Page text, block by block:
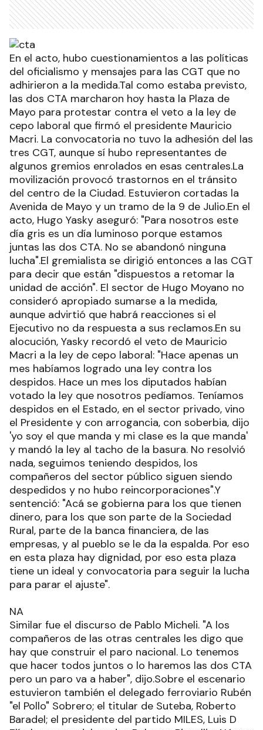
En el acto, hubo cuestionamientos a las políticas
del oficialismo y mensajes para las CGT que no
adhirieron a la medida.Tal como estaba previsto,
las dos CTA marcharon hoy hasta la Plaza de
Mayo para protestar contra el veto a la ley de
cepo laboral que firmó el presidente Mauricio
Macri. La convocatoria no tuvo la adhesión del las
tres CGT, aunque sí hubo representantes de
algunos gremios enrolados en esas centrales.La
movilización provocó trastornos en el tránsito
del centro de la Ciudad. Estuvieron cortadas la
Avenida de Mayo y un tramo de la 9 de Julio.En el
acto, Hugo Yasky aseguró: "Para nosotros este
día gris es un día luminoso porque estamos
juntas las dos CTA. No se abandonó ninguna
lucha".El gremialista se dirigió entonces a las CGT
para decir que están "dispuestos a retomar la
unidad de acción". El sector de Hugo Moyano no
consideró apropiado sumarse a la medida,
aunque advirtió que habrá reacciones si el
Ejecutivo no da respuesta a sus reclamos.En su
alocución, Yasky recordó el veto de Mauricio
Macri a la ley de cepo laboral: "Hace apenas un
mes habíamos logrado una ley contra los
despidos. Hace un mes los diputados habían
votado la ley que nosotros pedíamos. Teníamos
despidos en el Estado, en el sector privado, vino
el Presidente y con arrogancia, con soberbia, dijo
'yo soy el que manda y mi clase es la que manda'
y mandó la ley al tacho de la basura. No resolvió
nada, seguimos teniendo despidos, los
compañeros del sector público siguen siendo
despedidos y no hubo reincorporaciones".Y
sentenció: "Acá se gobierna para los que tienen
dinero, para los que son parte de la Sociedad
Rural, parte de la banca financiera, de las
empresas, y al pueblo se le da la espalda. Por eso
en esta plaza hay dignidad, por eso esta plaza
tiene un ideal y convocatoria para seguir la lucha
para parar el ajuste".
NA
Similar fue el discurso de Pablo Micheli. "A los
compañeros de las otras centrales les digo que
hay que construir el paro nacional. Lo tenemos
que hacer todos juntos o lo haremos las dos CTA
pero un paro va a haber", dijo.Sobre el escenario
estuvieron también el delegado ferroviario Rubén
"el Pollo" Sobrero; el titular de Suteba, Roberto
Baradel; el presidente del partido MILES, Luis D